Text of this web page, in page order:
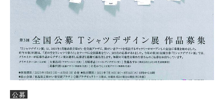
公募